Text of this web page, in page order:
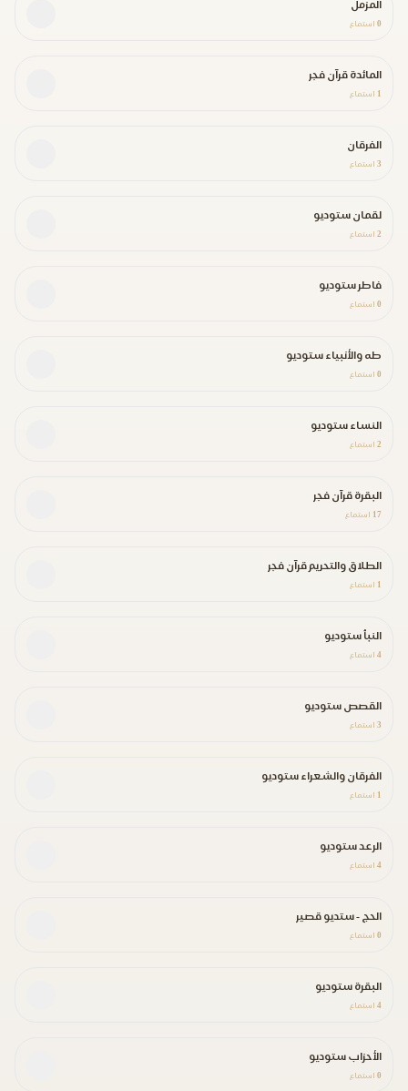
المزمل
0 استماع
المائدة قرآن فجر
1 استماع
الفرقان
3 استماع
لقمان ستوديو
2 استماع
فاطر ستوديو
0 استماع
طه والأنبياء ستوديو
0 استماع
النساء ستوديو
2 استماع
البقرة قرآن فجر
17 استماع
الطلاق والتحريم قرآن فجر
1 استماع
النبأ ستوديو
4 استماع
القصص ستوديو
3 استماع
الفرقان والشعراء ستوديو
1 استماع
الرعد ستوديو
4 استماع
الحج - ستديو قصير
0 استماع
البقرة ستوديو
4 استماع
الأحزاب ستوديو
0 استماع